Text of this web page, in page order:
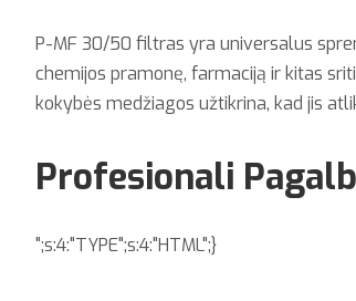
P-MF 30/50 filtras yra universalus
chemijos pramonę, farmaciją ir kitas
kokybės medžiagos užtikrina, kad jis
Profesionali
";s:4:"TYPE";s:4:"HTML";}